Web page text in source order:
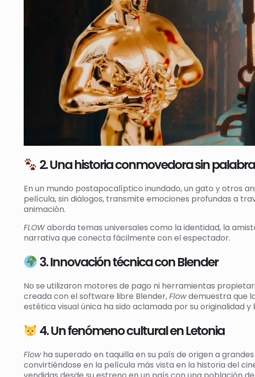
2. Una historia conmovedora sin
En un mundo postapocalíptico inundado, un gato y otros
película, sin diálogos, transmite emociones profundas a
animación.
FLOWaborda temas universales como la identidad, la
narrativa que conecta fácilmente con el espectador.
3. Innovación técnica con Blender
No se utilizaron motores de pago ni herramientas
creada con el software libre Blender,Flowdemuestra que
estética visual única ha sido aclamada por su originalidad y
4. Un fenómeno cultural en Letonia
Flowha superado en taquilla en su país de origen a
convirtiéndose en la película más vista en la historia del